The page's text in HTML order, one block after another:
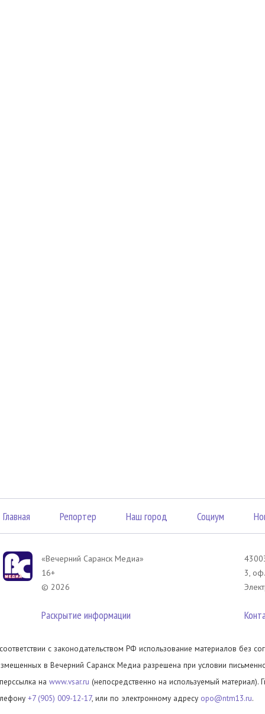
Главная Репортер Наш город Социум
«Вечерний Саранск Mедиа»
16+
© 2026
Раскрытие информации
3,
с законодательством РФ использование материалов без
в Вечерний Саранск Медиа разрешена при условии
на www.vsar.ru (непосредственно на используемый материал).
+7 (905) 009-12-17, или по электронному адресу opo@ntm13.ru.